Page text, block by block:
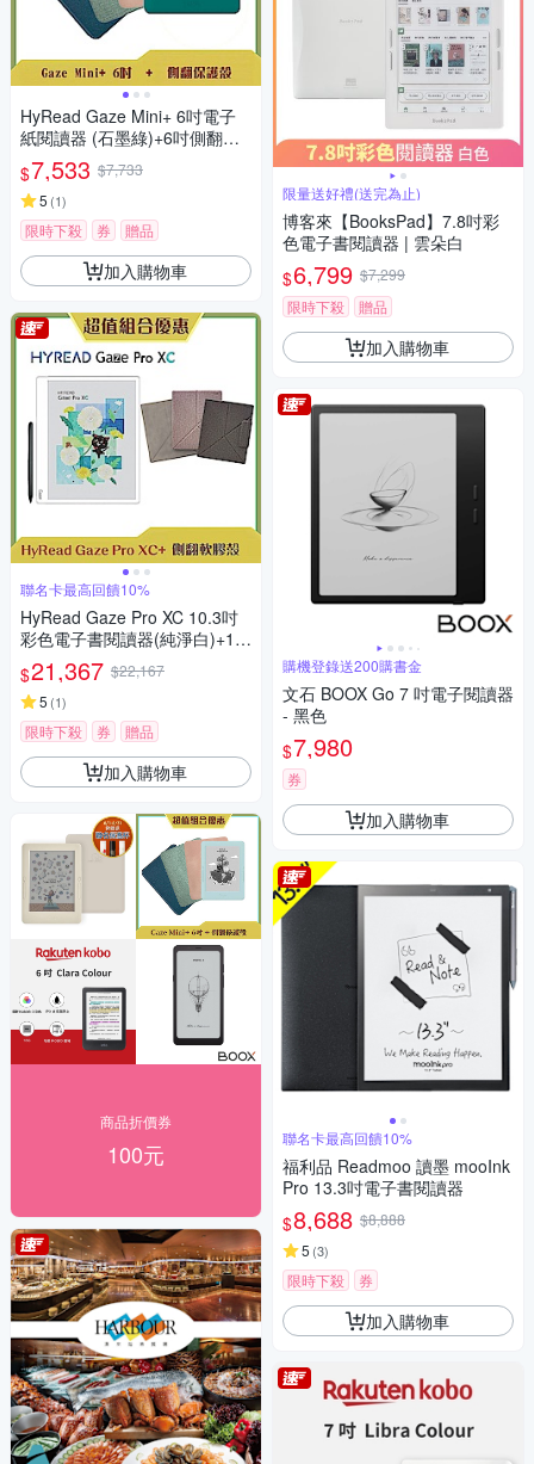
HyRead Gaze Mini+ 6吋電子
紙閱讀器 (石墨綠)+6吋側翻保
護殼
$7,533 $7,733
5 (1)
限時下殺 券 贈品
加入購物車
聯名卡最高回饋10%
HyRead Gaze Pro XC 10.3吋
彩色電子書閱讀器(純淨白)+10.
3吋側翻軟膠殼 (組合)
$21,367 $22,167
5 (1)
限時下殺 券 贈品
加入購物車
商品折價券
100元
限量送好禮(送完為止)
博客來【BooksPad】7.8吋彩
色電子書閱讀器 | 雲朵白
$6,799 $7,299
限時下殺
贈品
加入購物車
購機登錄送200購書金
文石 BOOX Go 7 吋電子閱讀器
- 黑色
$7,980
券
加入購物車
聯名卡最高回饋10%
福利品 Readmoo 讀墨 mooInk
Pro 13.3吋電子書閱讀器
$8,688 $8,888
5 (3)
限時下殺 券
加入購物車